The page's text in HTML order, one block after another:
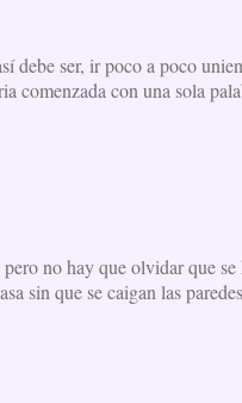
debe ser, ir poco a poco
comenzada con una sola
no hay que olvidar que se
sin que se caigan las